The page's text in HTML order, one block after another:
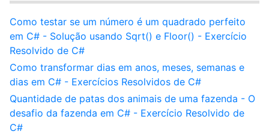
Como testar se um número é um quadrado perfeito
em C# - Solução usando Sqrt() e Floor() - Exercício
Resolvido de C#
Como transformar dias em anos, meses, semanas e
dias em C# - Exercícios Resolvidos de C#
Quantidade de patas dos animais de uma fazenda - O
desafio da fazenda em C# - Exercício Resolvido de
C#